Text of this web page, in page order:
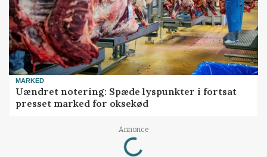
MARKED
Uændret notering: Spæde lyspunkter i fortsat
presset marked for oksekød
Annonce
Loading...